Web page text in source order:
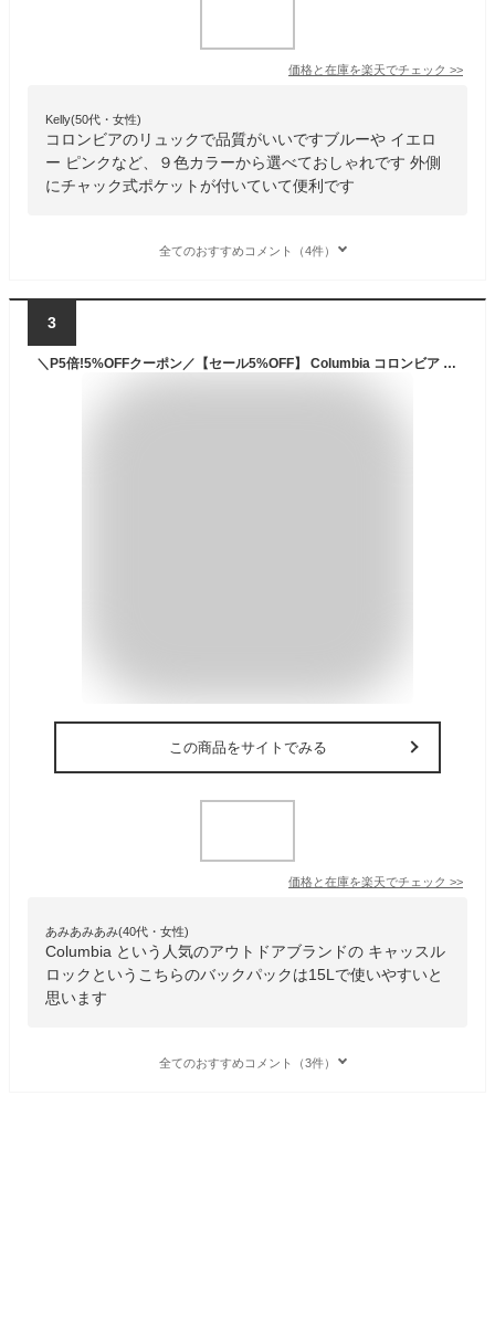
価格と在庫を楽天でチェック >>
Kelly(50代・女性)
コロンビアのリュックで品質がいいですブルーや イエロ
ー ピンクなど、９色カラーから選べておしゃれです 外側
にチャック式ポケットが付いていて便利です
全てのおすすめコメント（4件）
3
＼P5倍!5%OFFクーポン／【セール5%OFF】 Columbia コロンビア キャッスルロック15L バックパックII レインカバー付き リュックサック はっ水 撥水 防汚 登山 トレッキング PU8664
この商品をサイトでみる
価格と在庫を楽天でチェック >>
あみあみあみ(40代・女性)
Columbia という人気のアウトドアブランドの キャッスル
ロックというこちらのバックパックは15Lで使いやすいと
思います
全てのおすすめコメント（3件）